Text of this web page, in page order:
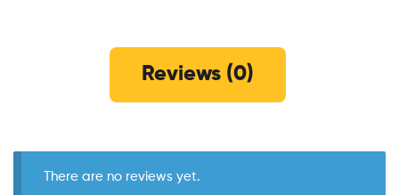
Reviews (0)
There are no reviews yet.